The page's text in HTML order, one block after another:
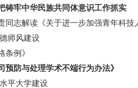
铸牢中华民族共同体意识工作抓实
同志解读《关于进一步加强青年科技
师风建设
条例》
预防与处理学术不端行为办法》
平大学建设